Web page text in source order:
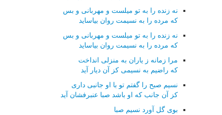
نه زنده را به تو میلست و مهربانی و بس
که مرده را به نسیمت روان بیاساید
نه زنده را به تو میلست و مهربانی و بس
که مرده را به نسیمت روان بیاساید
مرا زمانه ز یاران به منزلی انداخت
که راضیم به نسیمی کز آن دیار آید
نسیم صبح را گفتم تو با او جانبی داری
کز آن جانب که او باشد صبا عنبرفشان آید
بوی گل آورد نسیم صبا